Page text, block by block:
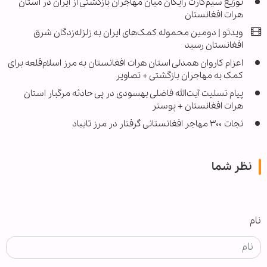
توزیع سیم‌کارت رایگان میان مهاجران بازگشتی از ایران در استان
هرات افغانستان
ویدئو | دومین محموله کمک‌های ایران به زلزله‌زدگان شرق
افغانستان رسید
اعزام کاروان همدلی استان هرات افغانستان به مرز اسلام‌قلعه برای
کمک به مهاجران بازگشتی + تصاویر
پیام تسلیت آیت‌الله فاضلی بهسودی در پی حادثه مرگبار استان
هرات افغانستان + پوستر
نجات ۳۰۰ مهاجر افغانستانی گرفتار در مرز تایباد
نظر شما
نام